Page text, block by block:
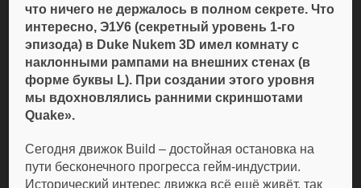
что ничего не держалось в полном секрете. Что
интересно, Э1У6 (секретный уровень 1-го
эпизода) в Duke Nukem 3D имел комнату c
наклонными рампами на внешних стенах (в
форме буквы L). При создании этого уровня
мы вдохновлялись ранними скриншотами
Quake».
Сегодня движок Build – достойная остановка на
пути бесконечного прогресса гейм-индустрии.
Исторический интерес движка всё ещё живёт, так